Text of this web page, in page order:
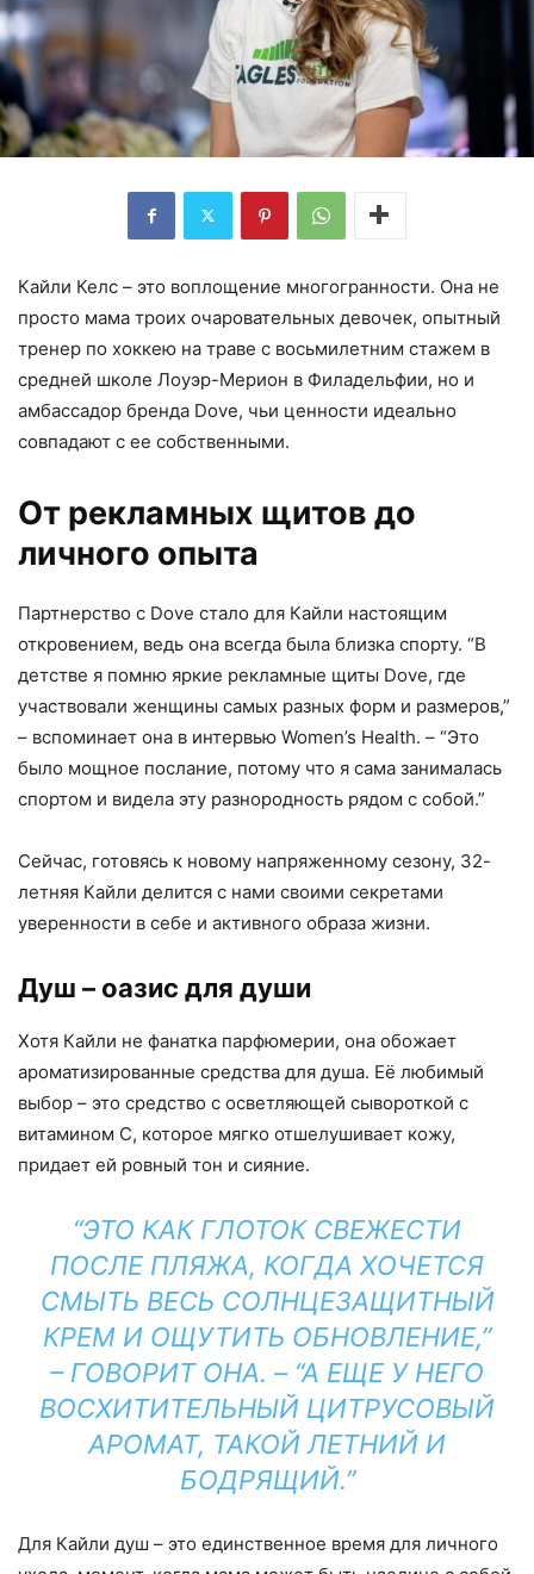
Кайли Келс – это воплощение многогранности. Она не
просто мама троих очаровательных девочек, опытный
тренер по хоккею на траве с восьмилетним стажем в
средней школе Лоуэр-Мерион в Филадельфии, но и
амбассадор бренда Dove, чьи ценности идеально
совпадают с ее собственными.
От рекламных щитов до
личного опыта
Партнерство с Dove стало для Кайли настоящим
откровением, ведь она всегда была близка спорту. “В
детстве я помню яркие рекламные щиты Dove, где
участвовали женщины самых разных форм и размеров,”
– вспоминает она в интервью Women’s Health. – “Это
было мощное послание, потому что я сама занималась
спортом и видела эту разнородность рядом с собой.”
Сейчас, готовясь к новому напряженному сезону, 32-
летняя Кайли делится с нами своими секретами
уверенности в себе и активного образа жизни.
Душ – оазис для души
Хотя Кайли не фанатка парфюмерии, она обожает
ароматизированные средства для душа. Её любимый
выбор – это средство с осветляющей сывороткой с
витамином С, которое мягко отшелушивает кожу,
придает ей ровный тон и сияние.
“ЭТО КАК ГЛОТОК СВЕЖЕСТИ
ПОСЛЕ ПЛЯЖА, КОГДА ХОЧЕТСЯ
СМЫТЬ ВЕСЬ СОЛНЦЕЗАЩИТНЫЙ
КРЕМ И ОЩУТИТЬ ОБНОВЛЕНИЕ,”
– ГОВОРИТ ОНА. – “А ЕЩЕ У НЕГО
ВОСХИТИТЕЛЬНЫЙ ЦИТРУСОВЫЙ
АРОМАТ, ТАКОЙ ЛЕТНИЙ И
БОДРЯЩИЙ.”
Для Кайли душ – это единственное время для личного